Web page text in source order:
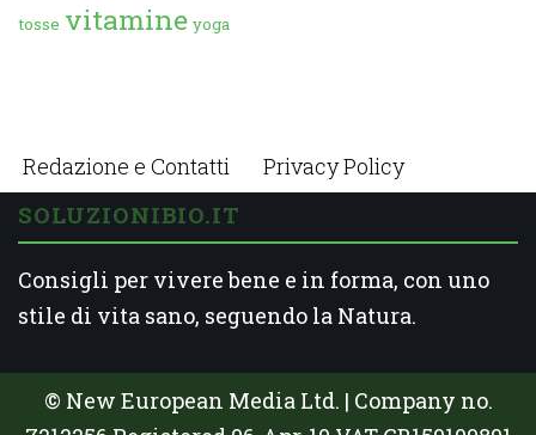
tosse vitamine yoga
Redazione e Contatti Privacy Policy
SOLUZIONIBIO.IT
Consigli per vivere bene e in forma, con uno
stile di vita sano, seguendo la Natura.
© New European Media Ltd. | Company no.